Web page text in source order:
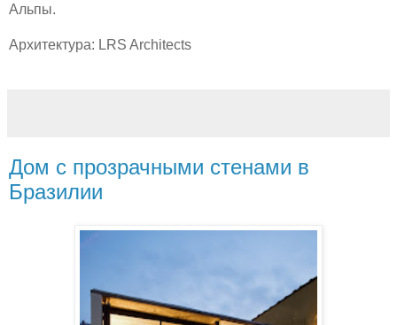
Альпы.
Архитектура: LRS Architects
Дом с прозрачными стенами в
Бразилии